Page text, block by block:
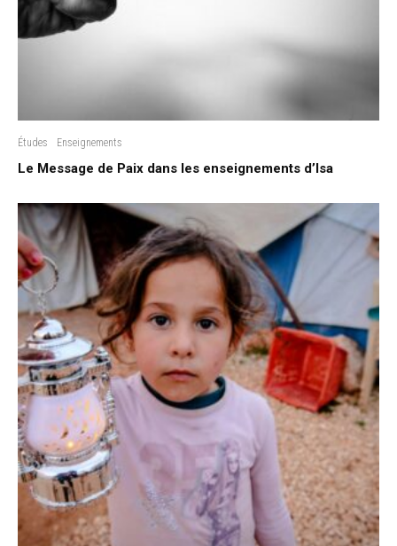
Études Enseignements
Le Message de Paix dans les enseignements d’Isa